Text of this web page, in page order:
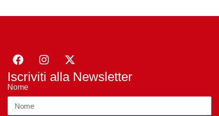
Iscriviti alla Newsletter
Nome